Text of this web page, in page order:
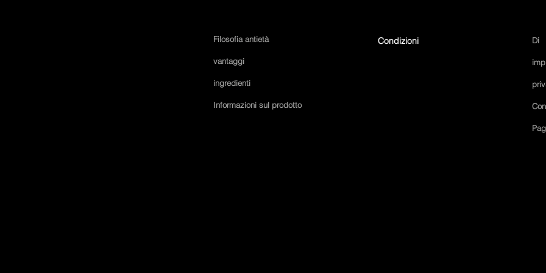
Filosofia antietà
vantaggi
ingredienti
Informazioni sul prodotto
Condizioni Di